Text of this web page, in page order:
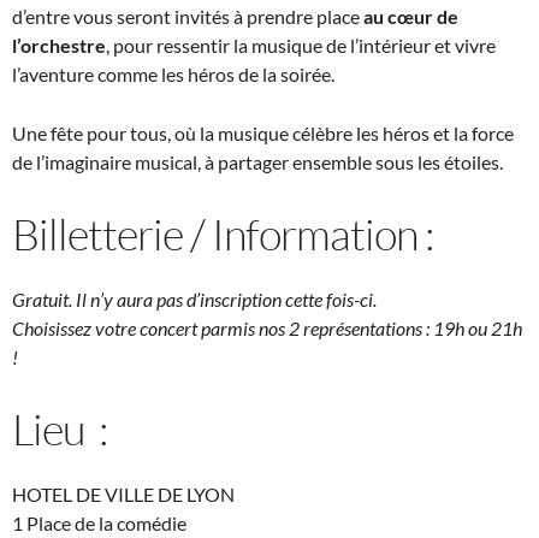
d’entre vous seront invités à prendre placeau cœur de
l’orchestre, pour ressentir la musique de l’intérieur et vivre
l’aventure comme les héros de la soirée.
Une fête pour tous, où la musique célèbre les héros et la force
de l’imaginaire musical, à partager ensemble sous les étoiles.
Billetterie / Information :
Gratuit. Il n’y aura pas d’inscription cette fois-ci.
Choisissez votre concert parmis nos 2 représentations : 19h ou 21h
!
Lieu :
HOTEL DE VILLE DE LYON
1 Place de la comédie